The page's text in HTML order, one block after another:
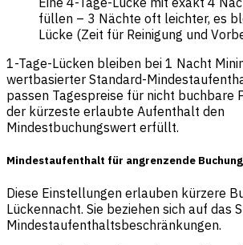
füllen – 3 Nächte oft leichter, es
Lücke (Zeit für Reinigung und
1-Tage-Lücken bleiben bei 1 Nacht
wertbasierter Standard-
passen Tagespreise für nicht buchbare
der kürzeste erlaubte Aufenthalt den
Mindestbuchungswert erfüllt.
Mindestaufenthalt für angrenzende
Diese Einstellungen erlauben kürzere
Lückennacht. Sie beziehen sich auf das
Mindestaufenthaltsbeschränkungen.